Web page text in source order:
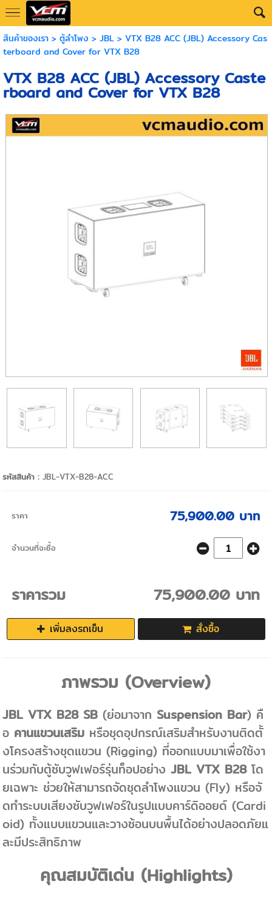
สินค้าของเรา> ตู้ลำโพง > JBL> VTX B28 ACC (JBL) Accessory Cas
terboard and Cover for VTX B28
VTX B28 ACC (JBL) Accessory Caste
rboard and Cover for VTX B28
รหัสสินค้า :JBL-VTX-B28-ACC
ราคา 75,900.00 บาท
จำนวนที่จะซื้อ
ราคารวม 75,900.00 บาท
เพิ่มลงรถเข็น สั่งซื้อ
ภาพรวม (Overview)
JBL VTX B28 SB (ย่อมาจาก Suspension Bar) คื
อ คานแขวนเสริม หรือชุดอุปกรณ์เสริมสำหรับงานติดตั้
งโครงสร้างชุดแขวน (Rigging) ที่ออกแบบมาเพื่อใช้งา
นร่วมกับตู้ซับวูฟเฟอร์รุ่นท็อปอย่างJBL VTX B28โด
ยเฉพาะ ช่วยให้สามารถจัดชุดลำโพงแขวน (Fly) หรือจั
ดทำระบบเสียงซับวูฟเฟอร์ในรูปแบบคาร์ดิออยด์ (Cardi
oid) ทั้งแบบแขวนและวางซ้อนบนพื้นได้อย่างปลอดภัยแ
ละมีประสิทธิภาพ
คุณสมบัติเด่น (Highlights)